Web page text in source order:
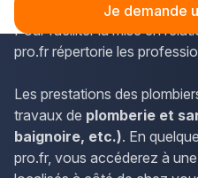
Je demande
la commune d'Olivet
Pour faciliter la mise en
pro.fr répertorie les
Les prestations des
travaux de plomberie et
baignoire, etc.). En
pro.fr, vous accéderez à